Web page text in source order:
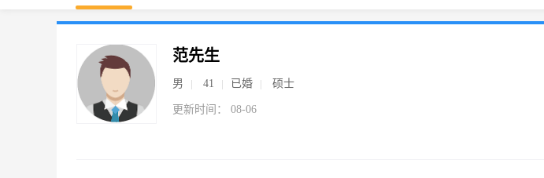
范先生
男 41 已婚 硕士
更新时间： 08-06